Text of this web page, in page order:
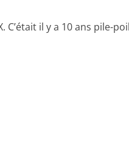
il y a 10 ans pile-